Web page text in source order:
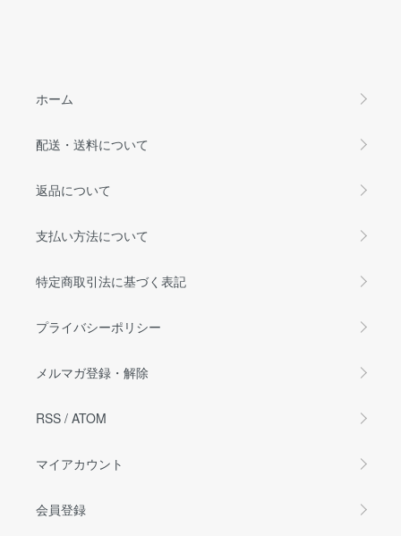
ホーム
配送・送料について
返品について
支払い方法について
特定商取引法に基づく表記
プライバシーポリシー
メルマガ登録・解除
RSS / ATOM
マイアカウント
会員登録